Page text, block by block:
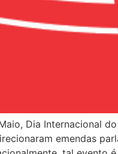
Dia Internacional
emendas